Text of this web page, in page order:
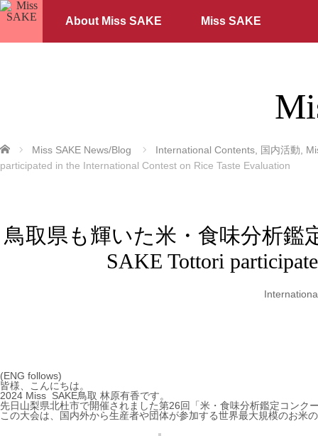
About Miss SAKE Miss SAKE
ホーム Miss SAKE News/Blog International Contents 国内活動
participated in the International Contest on Rice Taste Evaluation
鳥取県も輝いた米・食味分析鑑
SAKE Tottori
(ENG follows)
皆様、こんにちは。
2024 Miss SAKE鳥取 林原有香です。
先日山梨県北杜市で開催されました第26回「米・食味分析鑑定コンク
この大会は、国内外から生産者や団体が参加する世界最大規模のお米